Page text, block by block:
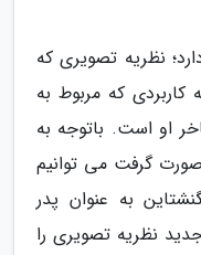
نظریه تصویری که
که مربوط به
او است. باتوجه به
گرفت می توانیم
به عنوان پدر
نظریه تصویری را